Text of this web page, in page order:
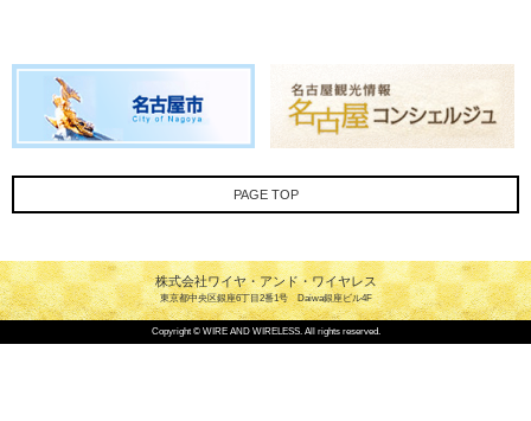
PAGE TOP
株式会社ワイヤ・アンド・ワイヤレス
東京都中央区銀座6丁目2番1号 Daiwa銀座ビル4F
Copyright © WIRE AND WIRELESS. All rights reserved.